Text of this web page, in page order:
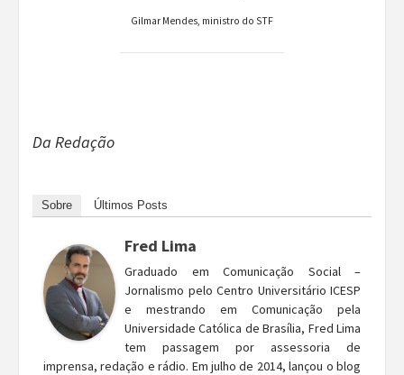
Gilmar Mendes, ministro do STF
Da Redação
Sobre Últimos Posts
Fred Lima
Graduado em Comunicação Social –
Jornalismo pelo Centro Universitário ICESP
e mestrando em Comunicação pela
Universidade Católica de Brasília, Fred Lima
tem passagem por assessoria de
imprensa, redação e rádio. Em julho de 2014, lançou o blog